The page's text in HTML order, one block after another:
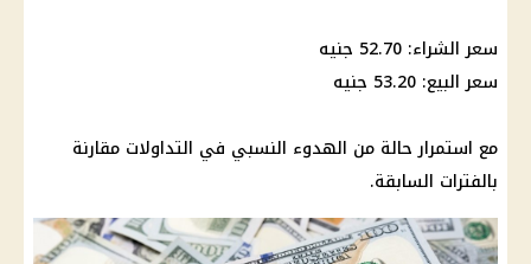
سعر الشراء: 52.70 جنيه
سعر البيع: 53.20 جنيه
مع استمرار حالة من الهدوء النسبي في التداولات مقارنة
بالفترات السابقة.